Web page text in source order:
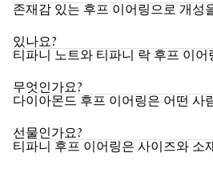
존재감 있는 후프 이어링으로 개성
있나요?
티파니 노트와 티파니 락 후프 이어
무엇인가요?
다이아몬드 후프 이어링은 어떤 사
선물인가요?
티파니 후프 이어링은 사이즈와 소